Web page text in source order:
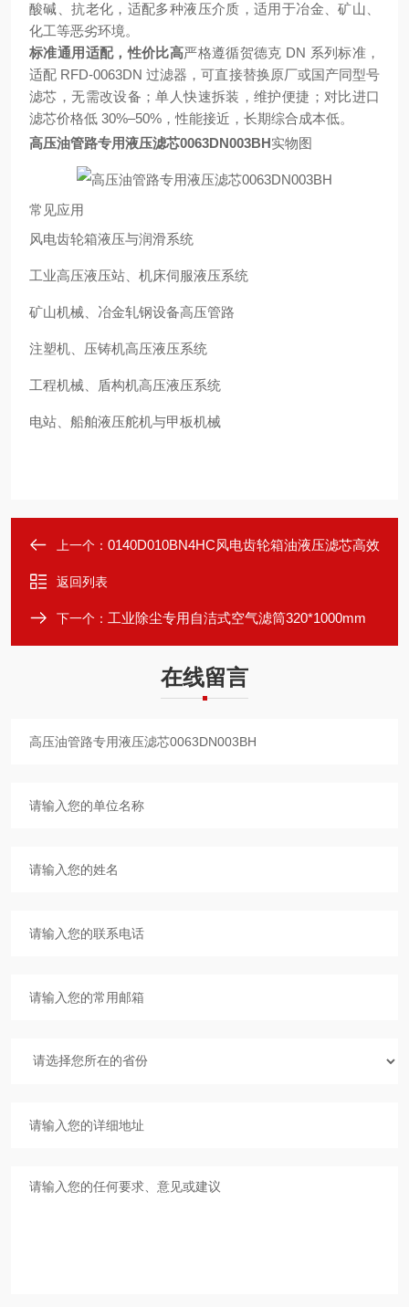
酸碱、抗老化，适配多种液压介质，适用于冶金、矿山、
化工等恶劣环境。
标准通用适配，性价比高严格遵循贺德克 DN 系列标准，
适配 RFD-0063DN 过滤器，可直接替换原厂或国产同型号
滤芯，无需改设备；单人快速拆装，维护便捷；对比进口
滤芯价格低 30%–50%，性能接近，长期综合成本低。
高压油管路专用液压滤芯0063DN003BH实物图
常见应用
风电齿轮箱液压与润滑系统
工业高压液压站、机床伺服液压系统
矿山机械、冶金轧钢设备高压管路
注塑机、压铸机高压液压系统
工程机械、盾构机高压液压系统
电站、船舶液压舵机与甲板机械
上一个： 0140D010BN4HC风电齿轮箱油液压滤芯高效
返回列表
下一个： 工业除尘专用自洁式空气滤筒320*1000mm
在线留言